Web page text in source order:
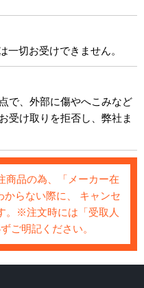
一切お受けできません。
で、外部に傷やへこみなど
受け取りを拒否し、弊社ま
品の為、「メーカー在
からない際に、 キャンセ
。※注文時には「受取人
ご明記ください。